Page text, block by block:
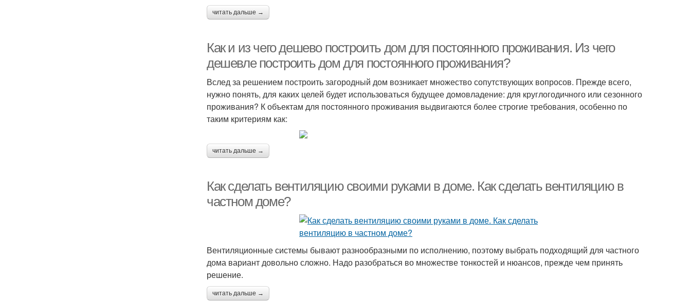
читать дальше →
Как и из чего дешево построить дом для постоянного проживания. Из чего
дешевле построить дом для постоянного проживания?
Вслед за решением построить загородный дом возникает множество сопутствующих вопросов. Прежде всего,
нужно понять, для каких целей будет использоваться будущее домовладение: для круглогодичного или сезонного
проживания? К объектам для постоянного проживания выдвигаются более строгие требования, особенно по
таким критериям как:
читать дальше →
Как сделать вентиляцию своими руками в доме. Как сделать вентиляцию в
частном доме?
Вентиляционные системы бывают разнообразными по исполнению, поэтому выбрать подходящий для частного
дома вариант довольно сложно. Надо разобраться во множестве тонкостей и нюансов, прежде чем принять
решение.
читать дальше →